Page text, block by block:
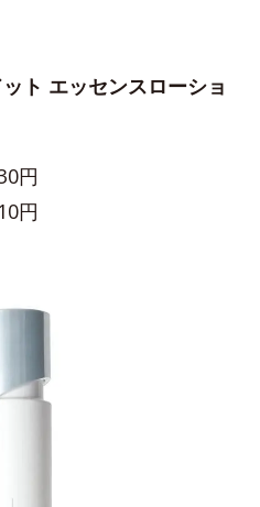
ト エッセンスローショ
円
円